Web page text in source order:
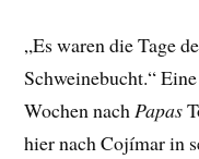
„Es waren die Tage
Schweinebucht.“
Wochen nach Papas
hier nach Cojímar in